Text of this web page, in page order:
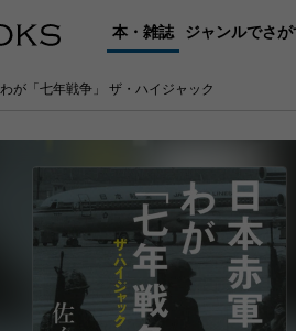
本・雑誌 ジャンルでさが
が「七年戦争」 ザ・ハイジャック